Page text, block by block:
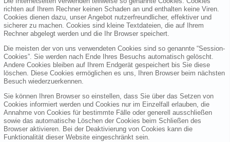
richten auf Ihrem Rechner keinen Schaden an und enthalten keine Viren.
Cookies dienen dazu, unser Angebot nutzerfreundlicher, effektiver und
sicherer zu machen. Cookies sind kleine Textdateien, die auf Ihrem
Rechner abgelegt werden und die Ihr Browser speichert.
Die meisten der von uns verwendeten Cookies sind so genannte “Session-
Cookies”. Sie werden nach Ende Ihres Besuchs automatisch gelöscht.
Andere Cookies bleiben auf Ihrem Endgerät gespeichert bis Sie diese
löschen. Diese Cookies ermöglichen es uns, Ihren Browser beim nächsten
Besuch wiederzuerkennen.
Sie können Ihren Browser so einstellen, dass Sie über das Setzen von
Cookies informiert werden und Cookies nur im Einzelfall erlauben, die
Annahme von Cookies für bestimmte Fälle oder generell ausschließen
sowie das automatische Löschen der Cookies beim Schließen des
Browser aktivieren. Bei der Deaktivierung von Cookies kann die
Funktionalität dieser Website eingeschränkt sein.